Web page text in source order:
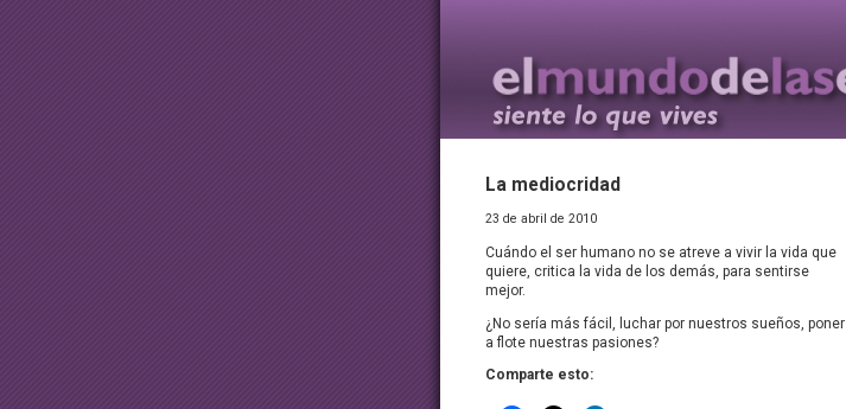
La mediocridad
23 de abril de 2010
Cuándo el ser humano no se atreve a vivir la vida que
quiere, critica la vida de los demás, para sentirse
mejor.
¿No sería más fácil, luchar por nuestros sueños, poner
a flote nuestras pasiones?
Comparte esto: